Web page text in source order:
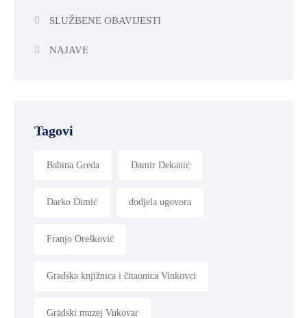
SLUŽBENE OBAVIJESTI
NAJAVE
Tagovi
Babina Greda Damir Dekanić
Darko Dimić dodjela ugovora
Franjo Orešković
Gradska knjižnica i čitaonica Vinkovci
Gradski muzej Vukovar